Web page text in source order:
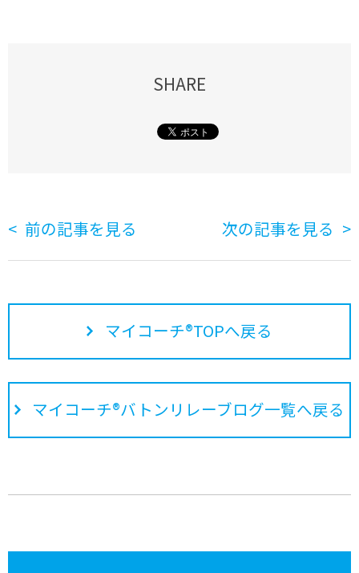
SHARE
前の記事を見る 次の記事を見る
マイコーチ®TOPへ戻る
マイコーチ®バトンリレーブログ一覧へ戻る